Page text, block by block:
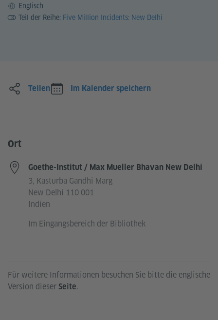
SpracheEnglisch
Teil der Reihe: Five Million Incidents: New Delhi
Für weitere Informationen besuchen Sie bitte die englische
Version dieser Seite.
Teilen Im Kalender speichern
Ort
Goethe-Institut / Max Mueller Bhavan New Delhi
3, Kasturba Gandhi Marg
New Delhi 110 001
Indien
Im Eingangsbereich der Bibliothek